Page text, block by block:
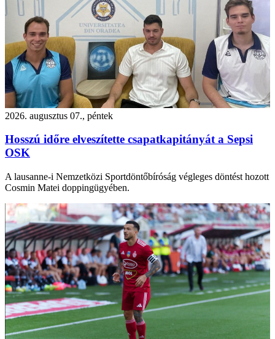
2026. augusztus 07., péntek
Hosszú időre elveszítette csapatkapitányát a Sepsi
OSK
A lausanne-i Nemzetközi Sportdöntőbíróság végleges döntést hozott
Cosmin Matei doppingügyében.